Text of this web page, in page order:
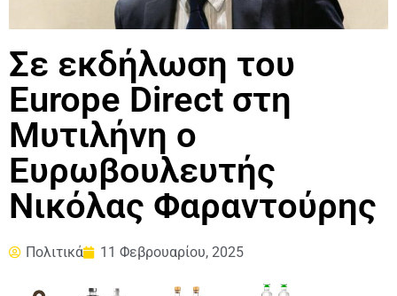
Σε εκδήλωση του
Europe Direct στη
Μυτιλήνη ο
Ευρωβουλευτής
Νικόλας Φαραντούρης
Πολιτικά 11 Φεβρουαρίου, 2025